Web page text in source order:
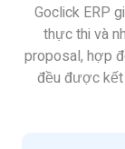
Goclick ERP
thực thi và
proposal, hợp
đều được kết